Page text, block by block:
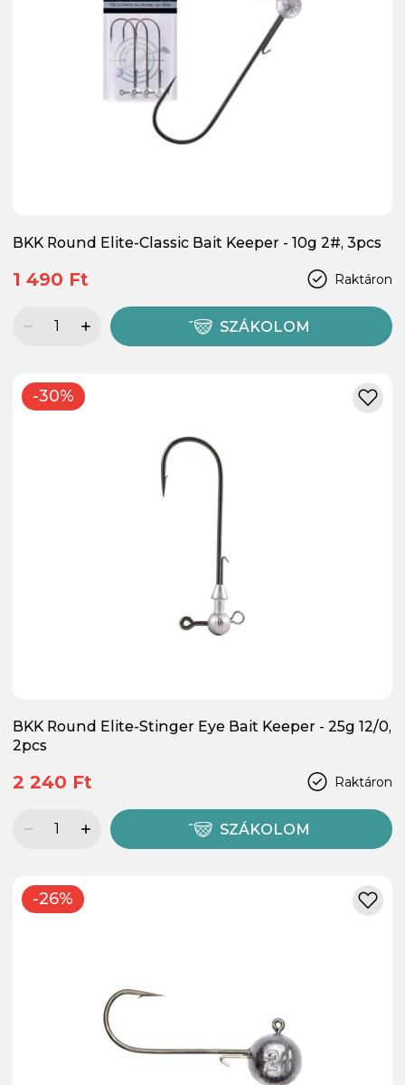
BKK Round Elite-Classic Bait Keeper - 10g 2#, 3pcs
Raktáron
1 490 Ft
SZÁKOLOM
-30%
BKK Round Elite-Stinger Eye Bait Keeper - 25g 12/0,
2pcs
Raktáron
2 240 Ft
SZÁKOLOM
-26%